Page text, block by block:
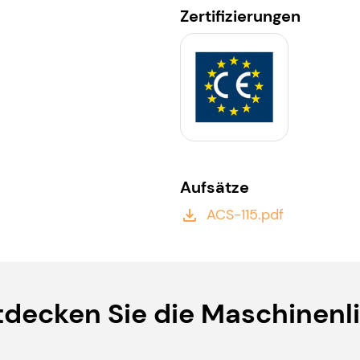
Zertifizierungen
Aufsätze
file_download ACS-115.pdf
Sie die